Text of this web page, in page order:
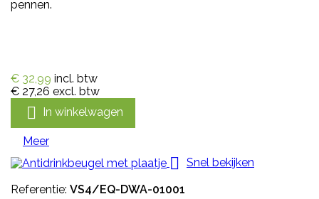
pennen.
€ 32,99 incl. btw
€ 27,26 excl. btw
 In winkelwagen
Meer
 Snel bekijken
Referentie: VS4/EQ-DWA-01001